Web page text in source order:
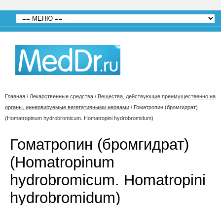
Главная / Лекарственные средства / Вещества, действующие преимущественно на
органы, иннервируемые вегетативными нервами / Гоматропин (бромгидрат)
(Homatropinum hydrobromicum. Ноmatropini hydrobromidum)
Гоматропин (бромгидрат)
(Homatropinum
hydrobromicum. Ноmatropini
hydrobromidum)